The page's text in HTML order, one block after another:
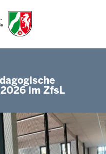
Inhalt
im ZfsL